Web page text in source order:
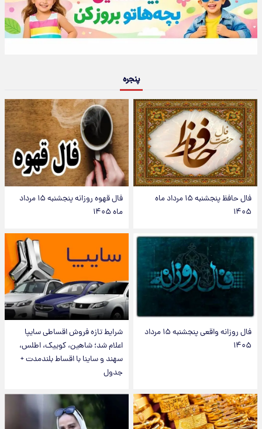
پنجره
فال حافظ پنجشنبه ۱۵ مرداد ماه
۱۴۰۵
فال قهوه روزانه پنجشنبه ۱۵ مرداد
ماه ۱۴۰۵
فال روزانه واقعی پنجشنبه ۱۵ مرداد
۱۴۰۵
شرایط تازه فروش اقساطی سایپا
اعلام شد؛ شاهین، کوییک، اطلس،
سهند و ساینا با اقساط بلندمدت +
جدول